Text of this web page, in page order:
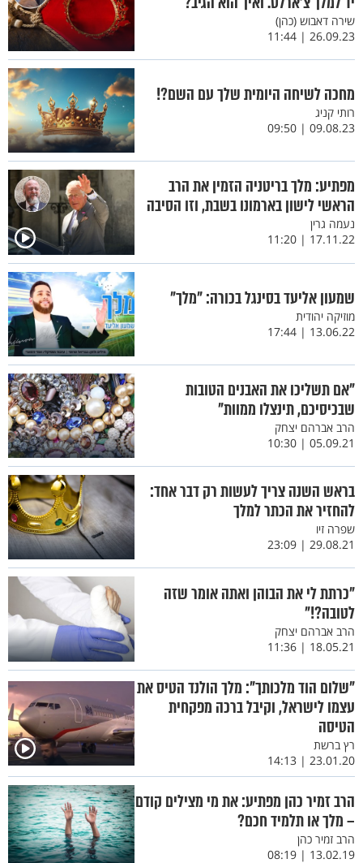
שירה דאבוש (כהן)
26.09.23 | 11:44
מחכה לשיחה היומית שלך עם השם?!
רותי קניג
09.08.23 | 09:50
מפתיע: מלך בריטניה הזמין את הרב
הראשי לישון בארמונו בשבת, וזו הסיבה
נעמה גרין
17.11.22 | 11:20
שמעון אליעד בסינגל בכורה: "מלך"
מוזיקה יהודית
13.06.22 | 17:44
"אם תשליכו את האבנים הטובות
שבכיסיכם, תינצלו ממוות"
הרב אברהם יצחק
05.09.21 | 10:30
בראש השנה צריך לעשות רק דבר אחד:
להחזיר את הכתר למלך
שפרה זיו
29.08.21 | 23:09
"כרתת לי את הבוהן ואתה אומר שזה
לטובה?!"
הרב אברהם יצחק
18.05.21 | 11:36
"שלום הוד מלכותך": מלך הולנד הטיס את
עצמו לישראל, וקיבל ברכה מפקחית
הטיסה
רץ ברשת
23.01.20 | 14:13
הרב זמיר כהן מפתיע: את מי מצילים קודם
– מלך או תלמיד חכם?
הרב זמיר כהן
13.02.19 | 08:19